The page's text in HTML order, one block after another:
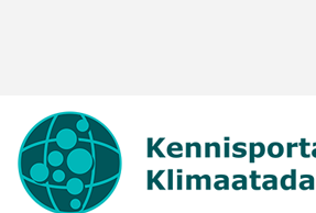
kan
het
gebruik